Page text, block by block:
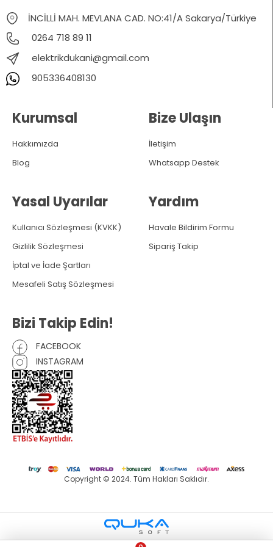
İNCİLLİ MAH. MEVLANA CAD. NO:41/A Sakarya/Türkiye
0264 718 89 11
elektrikdukani@gmail.com
905336408130
Kurumsal
Hakkımızda
Blog
Yasal Uyarılar
Kullanıcı Sözleşmesi (KVKK)
Gizlilik Sözleşmesi
İptal ve İade Şartları
Mesafeli Satış Sözleşmesi
Bize Ulaşın
İletişim
Whatsapp Destek
Yardım
Havale Bildirim Formu
Sipariş Takip
Bizi Takip Edin!
FACEBOOK
INSTAGRAM
Copyright © 2024. Tüm Hakları Saklıdır.